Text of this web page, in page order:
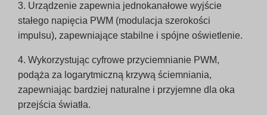
3. Urządzenie zapewnia jednokanałowe wyjście
stałego napięcia PWM (modulacja szerokości
impulsu), zapewniające stabilne i spójne oświetlenie.
4. Wykorzystując cyfrowe przyciemnianie PWM,
podąża za logarytmiczną krzywą ściemniania,
zapewniając bardziej naturalne i przyjemne dla oka
przejścia światła.